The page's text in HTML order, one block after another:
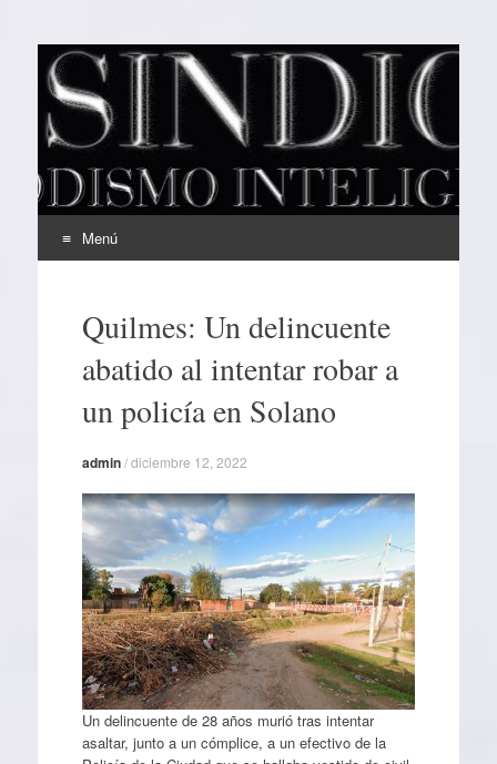
EL SINDICAL
Periodismo Inteligente
Menú
contenidoQuilmes: Un delincuente
abatido al intentar robar a
un policía en Solano
admin/diciembre 12, 2022
Un delincuente de 28 años murió tras intentar
asaltar, junto a un cómplice, a un efectivo de la